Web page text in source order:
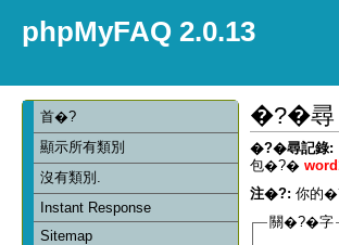
phpMyFAQ 2.0.13
首�?
顯示所有類別
沒有類別.
Instant Response
Sitemap
�?�尋
�?�尋記錄:
包�?�
注�?: 你的
關�?�字